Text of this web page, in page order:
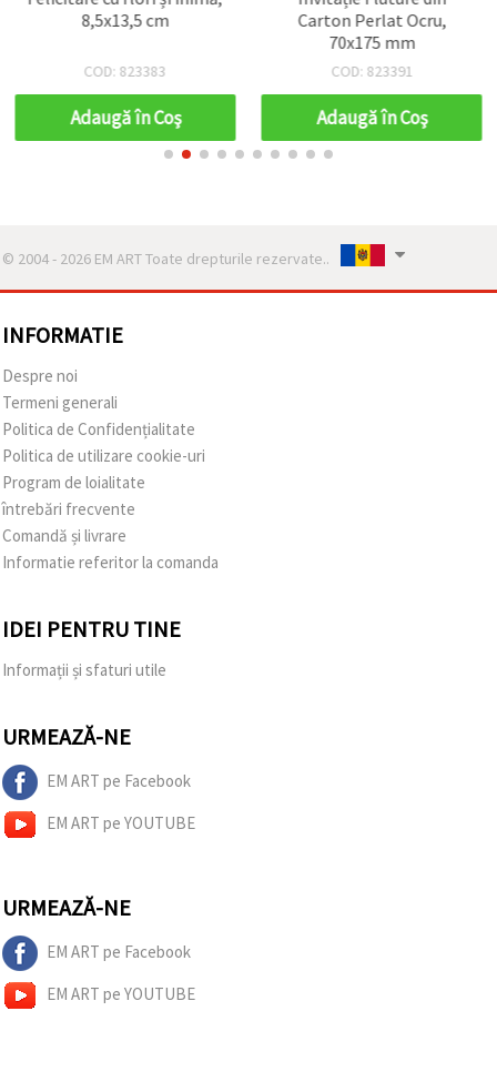
8,5x13,5 cm
COD: 823383
Adaugă în Coş
Carton Perlat Ocru,
70x175 mm
COD: 823391
Adaugă în Coş
© 2004 - 2026 EM ART Toate drepturile rezervate..
INFORMATIE
Despre noi
Termeni generali
Politica de Confidențialitate
Politica de utilizare cookie-uri
Program de loialitate
întrebări frecvente
Comandă și livrare
Informatie referitor la comanda
IDEI PENTRU TINE
Informații și sfaturi utile
URMEAZĂ-NE
EM ART pe Facebook
EM ART pe YOUTUBE
URMEAZĂ-NE
EM ART pe Facebook
EM ART pe YOUTUBE